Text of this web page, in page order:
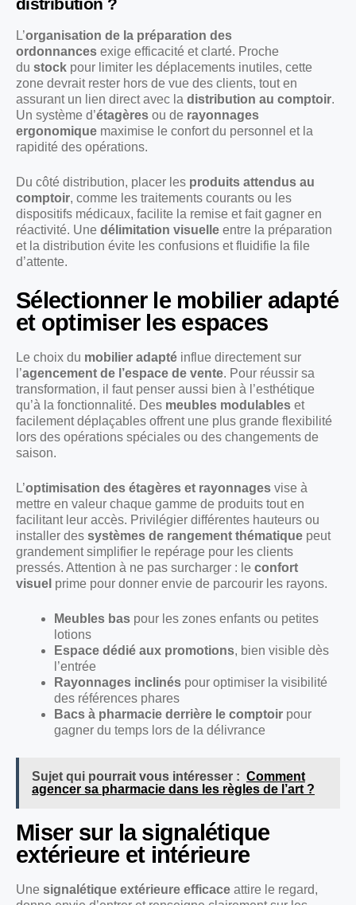
distribution ?
L’organisation de la préparation des
ordonnances exige efficacité et clarté. Proche
du stock pour limiter les déplacements inutiles, cette
zone devrait rester hors de vue des clients, tout en
assurant un lien direct avec la distribution au comptoir.
Un système d’étagères ou de rayonnages
ergonomique maximise le confort du personnel et la
rapidité des opérations.
Du côté distribution, placer les produits attendus au
comptoir, comme les traitements courants ou les
dispositifs médicaux, facilite la remise et fait gagner en
réactivité. Une délimitation visuelle entre la préparation
et la distribution évite les confusions et fluidifie la file
d’attente.
Sélectionner le mobilier adapté
et optimiser les espaces
Le choix du mobilier adapté influe directement sur
l’agencement de l’espace de vente. Pour réussir sa
transformation, il faut penser aussi bien à l’esthétique
qu’à la fonctionnalité. Des meubles modulables et
facilement déplaçables offrent une plus grande flexibilité
lors des opérations spéciales ou des changements de
saison.
L’optimisation des étagères et rayonnages vise à
mettre en valeur chaque gamme de produits tout en
facilitant leur accès. Privilégier différentes hauteurs ou
installer des systèmes de rangement thématique peut
grandement simplifier le repérage pour les clients
pressés. Attention à ne pas surcharger : le confort
visuel prime pour donner envie de parcourir les rayons.
Meubles bas pour les zones enfants ou petites
lotions
Espace dédié aux promotions, bien visible dès
l’entrée
Rayonnages inclinés pour optimiser la visibilité
des références phares
Bacs à pharmacie derrière le comptoir pour
gagner du temps lors de la délivrance
Sujet qui pourrait vous intéresser : Comment
agencer sa pharmacie dans les règles de l’art ?
Miser sur la signalétique
extérieure et intérieure
Une signalétique extérieure efficace attire le regard,